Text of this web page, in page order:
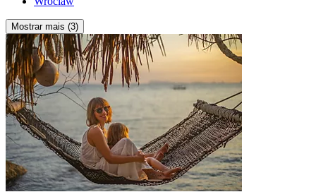
Mostrar mais (3)